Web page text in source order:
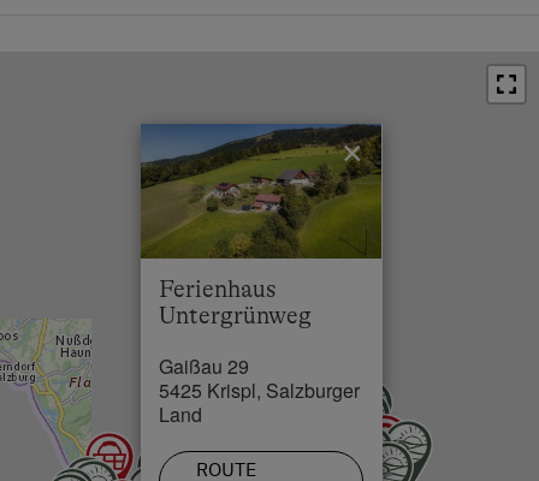
Ausziehcouch
Einzelbett
Ortszentrum in 3 km
Restaurant in 3 km
Schwimmbad in 16 km
See / Teich in 6 km
Skilift in 6 km
Loipe in 6 km
Ferienhaus
Untergrünweg
Gaißau 29
5425 Krispl, Salzburger
Land
ROUTE
×